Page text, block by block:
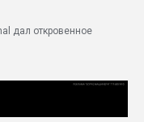
первый план в
дал откровенное